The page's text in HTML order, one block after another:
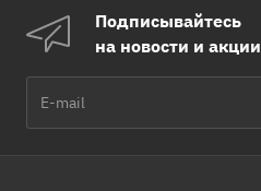
Подписывайтесь
на новости и акции